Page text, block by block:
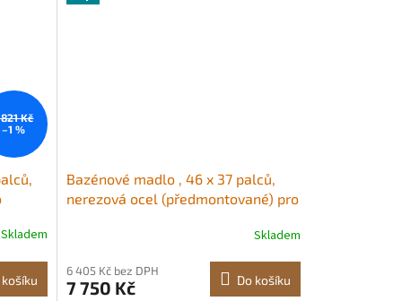
821 Kč
–1 %
Skladem
košíku
Bazénové madlo , 46 x 37 palců,
nerezová ocel (předmontované) pro
bazénu na terasy, madlo odolné
proti korozi s modrým krytem a
příslušenství pro vířivky.
Skladem
6 405 Kč bez DPH
7 750 Kč Do košíku